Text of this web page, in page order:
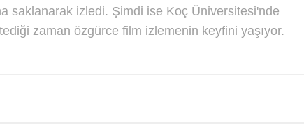
saklanarak izledi. Şimdi ise Koç Üniversitesi'nde
zaman özgürce film izlemenin keyfini yaşıyor.